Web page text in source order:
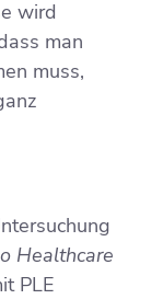
wird
man
muss,
Healthcare
PLE